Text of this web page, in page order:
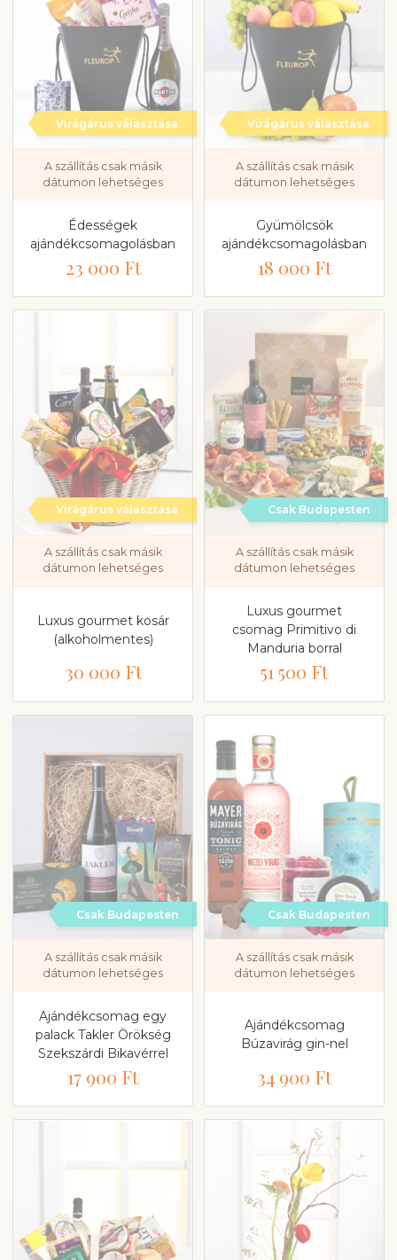
Virágárus választása
A szállítás csak másik
dátumon lehetséges
Édességek
ajándékcsomagolásban
23 000 Ft
Virágárus választása
A szállítás csak másik
dátumon lehetséges
Gyümölcsök
ajándékcsomagolásban
18 000 Ft
Virágárus választása
A szállítás csak másik
dátumon lehetséges
Luxus gourmet kosár
(alkoholmentes)
30 000 Ft
Csak Budapesten
A szállítás csak másik
dátumon lehetséges
Luxus gourmet
csomag Primitivo di
Manduria borral
51 500 Ft
Csak Budapesten
A szállítás csak másik
dátumon lehetséges
Ajándékcsomag egy
palack Takler Örökség
Szekszárdi Bikavérrel
17 900 Ft
Csak Budapesten
A szállítás csak másik
dátumon lehetséges
Ajándékcsomag
Búzavirág gin-nel
34 900 Ft